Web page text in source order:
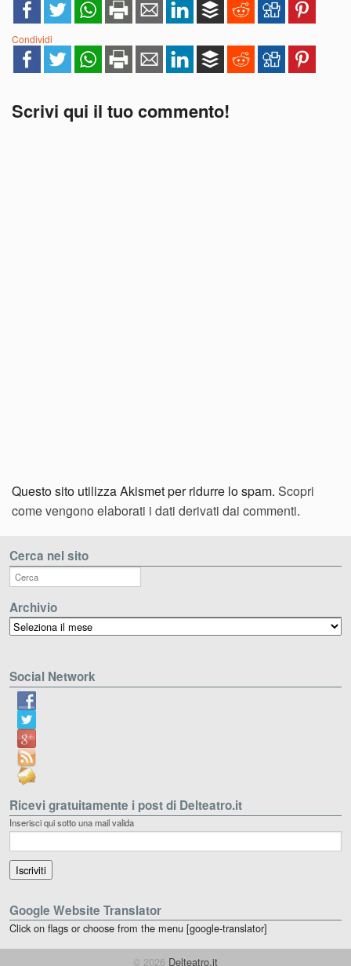
Condividi
Scrivi qui il tuo commento!
Questo sito utilizza Akismet per ridurre lo spam. Scopri
come vengono elaborati i dati derivati dai commenti.
Cerca nel sito
Archivio
Archivio
Social Network
Ricevi gratuitamente i post di Delteatro.it
Inserisci qui sotto una mail valida
Google Website Translator
Click on flags or choose from the menu [google-translator]
© 2026 Delteatro.it